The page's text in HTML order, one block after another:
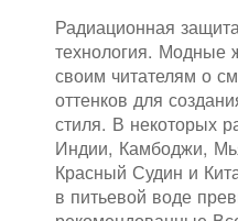
Радиационная
технология. Модные
своим читателям о
оттенков для
стиля. В некоторых
Индии, Камбоджи,
Красный Судин и
в питьевой воде